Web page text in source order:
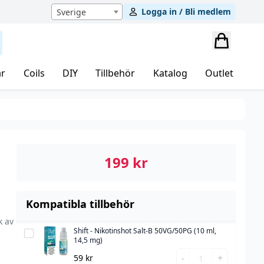
Sverige Logga in / Bli medlem
Coils DIY Tillbehör Katalog Outlet
av
199 kr
Kompatibla tillbehör
Shift
Shift - Nikotinshot Salt-B 50VG/50PG (10 ml,
14,5 mg)
59 kr -
Shift
+